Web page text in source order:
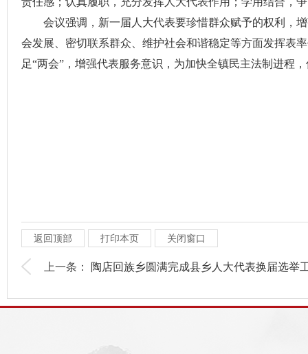
会议强调，新一届人大代表要珍惜群众赋予的权利，增
会发展、密切联系群众、维护社会和谐稳定等方面发挥表
足“两会”，增强代表服务意识，为加快全镇民主法制进程
返回顶部 打印本页 关闭窗口
上一条： 陶店回族乡圆满完成县乡人大代表换届选举